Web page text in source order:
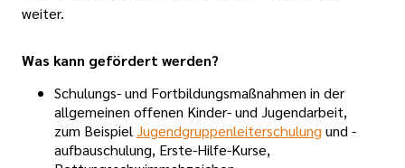
weiter.
Was kann gefördert werden?
Schulungs- und Fortbildungsmaßnahmen in der
allgemeinen offenen Kinder- und Jugendarbeit,
zum Beispiel Jugendgruppenleiterschulung und -
aufbauschulung, Erste-Hilfe-Kurse,